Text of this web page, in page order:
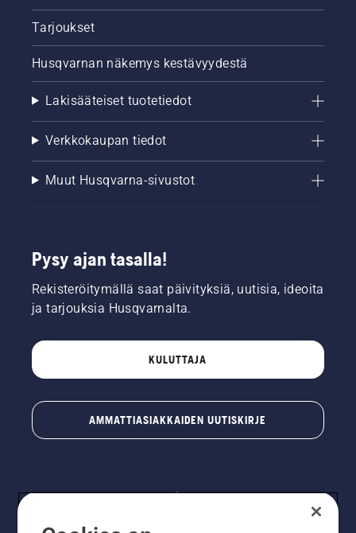
Tarjoukset
Husqvarnan näkemys kestävyydestä
Lakisääteiset tuotetiedot
Verkkokaupan tiedot
Muut Husqvarna-sivustot
Pysy ajan tasalla!
Rekisteröitymällä saat päivityksiä, uutisia, ideoita
ja tarjouksia Husqvarnalta.
KULUTTAJA
AMMATTIASIAKKAIDEN UUTISKIRJE